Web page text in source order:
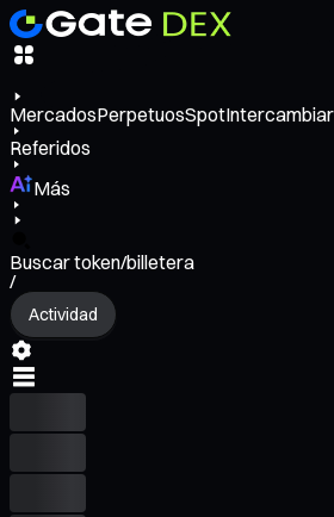
MercadosPerpetuosSpotIntercambiar
Referidos
Más
Buscar token/billetera
/
Actividad